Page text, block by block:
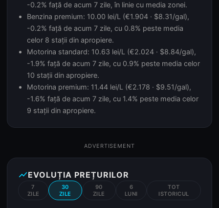
-0.2% față de acum 7 zile, în linie cu media zonei.
Benzina premium: 10.00 lei/L (€1.904 · $8.31/gal),
-0.2% față de acum 7 zile, cu 0.8% peste media
celor 8 stații din apropiere.
Motorina standard: 10.63 lei/L (€2.024 · $8.84/gal),
-1.9% față de acum 7 zile, cu 0.9% peste media celor
10 stații din apropiere.
Motorina premium: 11.44 lei/L (€2.178 · $9.51/gal),
-1.6% față de acum 7 zile, cu 1.4% peste media celor
9 stații din apropiere.
ADVERTISEMENT
show_chartEVOLUȚIA PREȚURILOR
7
ZILE
30
ZILE
90
ZILE
6
LUNI
TOT
ISTORICUL